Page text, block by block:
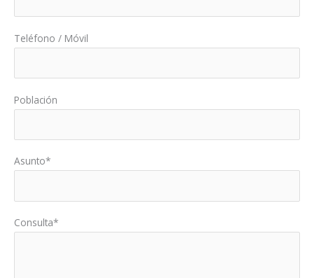
Teléfono / Móvil
Población
Asunto*
Consulta*